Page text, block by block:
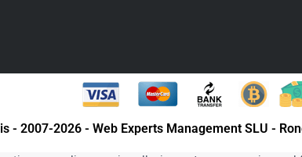
- 2007-2026 - Web Experts Management SLU -